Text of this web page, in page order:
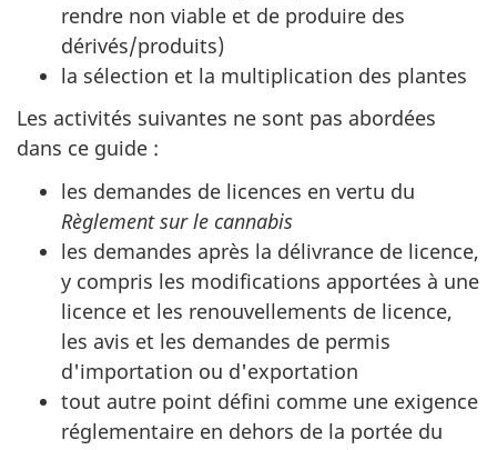
rendre non viable et de produire des
dérivés/produits)
la sélection et la multiplication des plantes
Les activités suivantes ne sont pas abordées
dans ce guide :
les demandes de licences en vertu du
Règlement sur le cannabis
les demandes après la délivrance de licence,
y compris les modifications apportées à une
licence et les renouvellements de licence,
les avis et les demandes de permis
d'importation ou d'exportation
tout autre point défini comme une exigence
réglementaire en dehors de la portée du